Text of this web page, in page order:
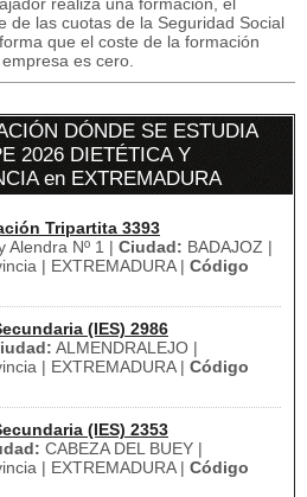
de las cuotas de la Seguridad Social
que el coste de la formación
es cero.
DÓNDE SE ESTUDIA
2026 DIETÉTICA Y
en EXTREMADURA
Tripartita 3393
Alendra Nº 1 | Ciudad: BADAJOZ |
| EXTREMADURA | Código
(IES) 2986
ALMENDRALEJO |
| EXTREMADURA | Código
(IES) 2353
CABEZA DEL BUEY |
| EXTREMADURA | Código